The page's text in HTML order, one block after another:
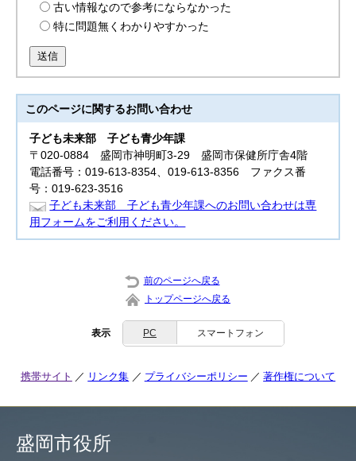
古い情報なので参考にならなかった
特に問題無くわかりやすかった
送信
このページに関するお問い合わせ
子ども未来部子ども青少年課
〒020-0884 盛岡市神明町3-29 盛岡市保健所庁舎4階
電話番号：019-613-8354、019-613-8356 ファクス番
号：019-623-3516
子ども未来部 子ども青少年課へのお問い合わせは専
用フォームをご利用ください。
前のページへ戻る
トップページへ戻る
表示 PC スマートフォン
携帯サイト リンク集 プライバシーポリシー 著作権について
盛岡市役所